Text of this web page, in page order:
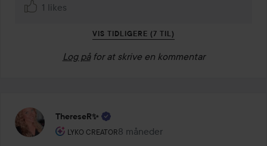
1 likes
VIS TIDLIGERE (7 TIL)
Log på for at skrive en kommentar
ThereseR✨
LYKO CREATOR
Brugerens rolle: Lyko Creator.
8 måneder
Posten blev oprettet 8 måneder